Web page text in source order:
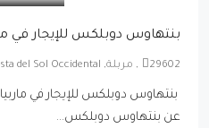
بنتهاوس دوبلكس للإيجار في
29602, مربلة, Costa del Sol Occidental, مالقة, أندلوسيا, إسبانيا
بنتهاوس دوبلكس للإيجار في
عن بنتهاوس دوبلكس...